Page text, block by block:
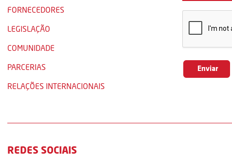
FORNECEDORES
LEGISLAÇÃO
COMUNIDADE
PARCERIAS
RELAÇÕES INTERNACIONAIS
REDES SOCIAIS